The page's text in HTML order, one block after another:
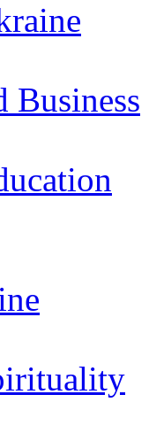
Business